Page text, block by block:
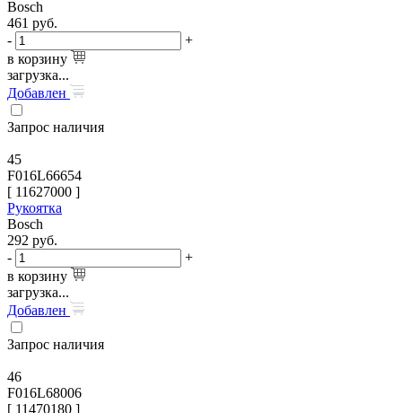
Bosch
461 руб.
-
+
в корзину
загрузка...
Добавлен
Запрос наличия
45
F016L66654
[ 11627000 ]
Рукоятка
Bosch
292 руб.
-
+
в корзину
загрузка...
Добавлен
Запрос наличия
46
F016L68006
[ 11470180 ]